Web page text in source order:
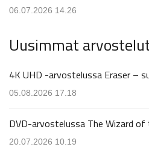
06.07.2026 14.26
Uusimmat
4K UHD -arvostelussa Eraser –
05.08.2026 17.18
DVD-arvostelussa The Wizard of
20.07.2026 10.19